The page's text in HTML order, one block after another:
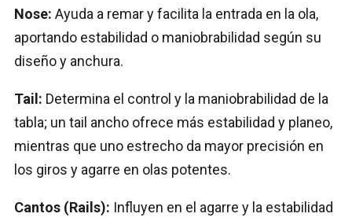
Nose: Ayuda a remar y facilita la entrada en la ola,
aportando estabilidad o maniobrabilidad según su
diseño y anchura.
Tail: Determina el control y la maniobrabilidad de la
tabla; un tail ancho ofrece más estabilidad y planeo,
mientras que uno estrecho da mayor precisión en
los giros y agarre en olas potentes.
Cantos (Rails): Influyen en el agarre y la estabilidad